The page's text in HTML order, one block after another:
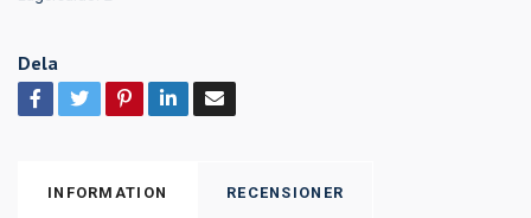
Dela
INFORMATION RECENSIONER